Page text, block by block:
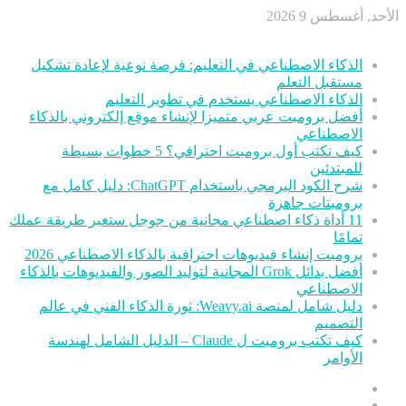
الأحد, أغسطس 9 2026
الذكاء الاصطناعي في التعليم: فرصة نوعية لإعادة تشكيل
مستقبل التعلم
الذكاء الاصطناعي يستخدم في تطوير التعليم
أفضل برومبت عربي متميزا لإنشاء موقع إلكتروني بالذكاء
الاصطناعي
كيف تكتب أول برومبت احترافي؟ 5 خطوات بسيطة
للمبتدئين
شرح الكود البرمجي باستخدام ChatGPT: دليل كامل مع
برومبتات جاهزة
11 أداة ذكاء اصطناعي مجانية من جوجل ستغير طريقة عملك
تمامًا
برومبت إنشاء فيديوهات احترافية بالذكاء الاصطناعي 2026
أفضل بدائل Grok المجانية لتوليد الصور والفيديوهات بالذكاء
الاصطناعي
دليل شامل لمنصة Weavy.ai: ثورة الذكاء الفني في عالم
التصميم
كيف تكتب برومبت ل Claude – الدليل الشامل لهندسة
الأوامر